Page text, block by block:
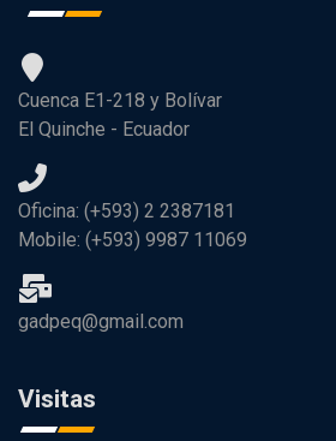
Cuenca E1-218 y Bolívar
El Quinche - Ecuador
Oficina: (+593) 2 2387181
Mobile: (+593) 9987 11069
gadpeq@gmail.com
Visitas